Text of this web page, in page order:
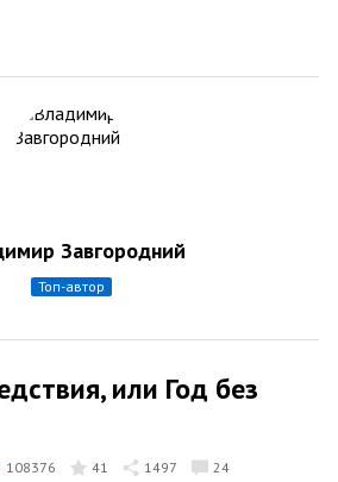
Завгородний
топ-автор
или Год без
108376 41 1497 24